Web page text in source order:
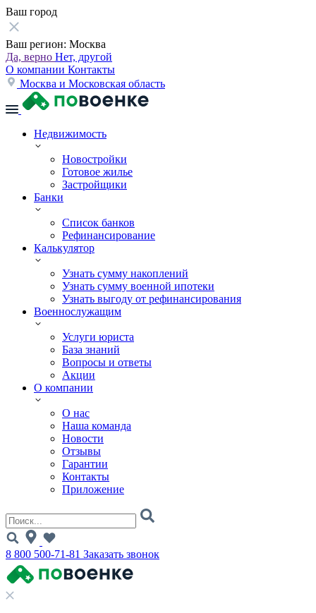
Ваш город
Ваш регион: Москва
Да, верно Нет, другой
О компании Контакты
Москва и Московская область
Недвижимость
Новостройки
Готовое жилье
Застройщики
Банки
Список банков
Рефинансирование
Калькулятор
Узнать сумму накоплений
Узнать сумму военной ипотеки
Узнать выгоду от рефинансирования
Военнослужащим
Услуги юриста
База знаний
Вопросы и ответы
Акции
О компании
О нас
Наша команда
Новости
Отзывы
Гарантии
Контакты
Приложение
8 800 500-71-81 Заказать звонок